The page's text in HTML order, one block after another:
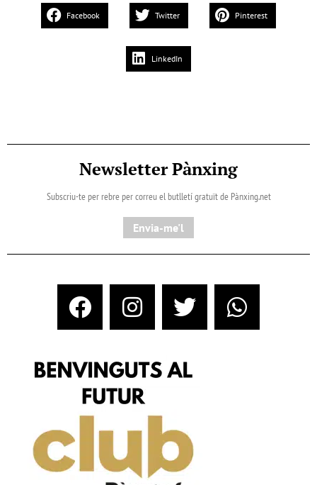
Facebook Twitter Pinterest
LinkedIn
Newsletter Pànxing
Subscriu-te per rebre per correu el butlletí gratuït de Pànxing.net​
Envia-me'l